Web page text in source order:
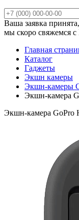
Ваша заявка принята,
мы скоро свяжемся
Главная
Каталог
Гаджеты
Экшн камеры
Экшн-камеры
Экшн-камера
Экшн-камера GoPro